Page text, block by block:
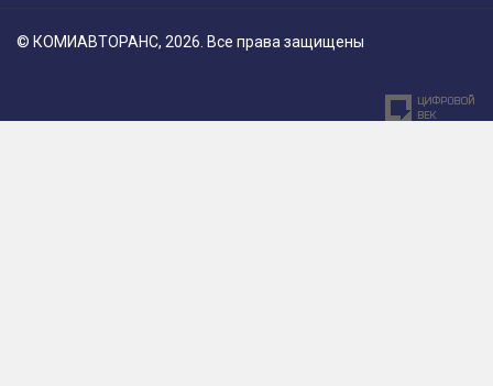
© КОМИАВТОРАНС, 2026. Все права защищены